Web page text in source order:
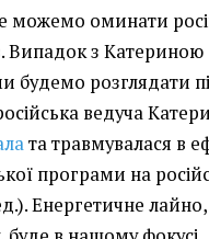
можемо оминати
Випадок з Катериною
будемо розглядати
ведуча
та травмувалася в
програми на
Енергетичне лайно,